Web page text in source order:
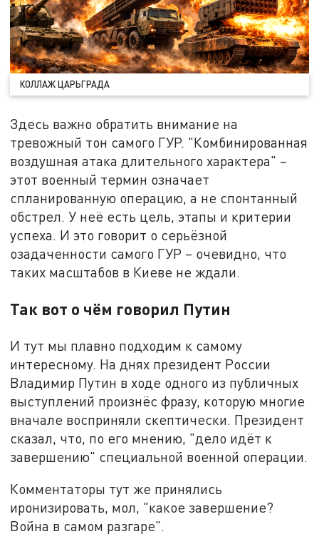
КОЛЛАЖ ЦАРЬГРАДА
Здесь важно обратить внимание на
тревожный тон самого ГУР. "Комбинированная
воздушная атака длительного характера" –
этот военный термин означает
спланированную операцию, а не спонтанный
обстрел. У неё есть цель, этапы и критерии
успеха. И это говорит о серьёзной
озадаченности самого ГУР – очевидно, что
таких масштабов в Киеве не ждали.
Так вот о чём говорил Путин
И тут мы плавно подходим к самому
интересному. На днях президент России
Владимир Путин в ходе одного из публичных
выступлений произнёс фразу, которую многие
вначале восприняли скептически. Президент
сказал, что, по его мнению, "дело идёт к
завершению" специальной военной операции.
Комментаторы тут же принялись
иронизировать, мол, "какое завершение?
Война в самом разгаре".